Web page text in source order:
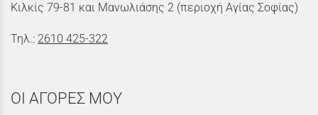
Κιλκίς 79-81 και Μανωλιάσης 2 (περιοχή Αγίας Σοφίας)
Τηλ.: 2610 425-322
ΟΙ ΑΓΟΡΕΣ ΜΟΥ